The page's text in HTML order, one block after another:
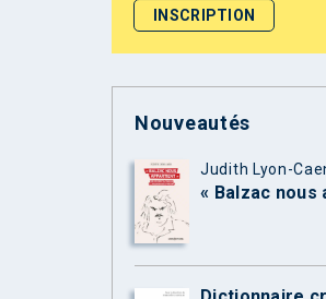
Nouveautés
Judith Lyon-
« Balzac nous